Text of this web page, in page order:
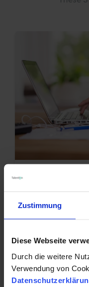
Zustimmung
Diese Webseite
Durch die weitere
Verwendung von
38
für Ihre
24.03.2022